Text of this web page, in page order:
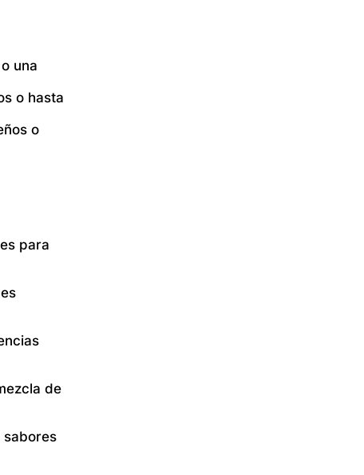
una
o hasta
o
para
de